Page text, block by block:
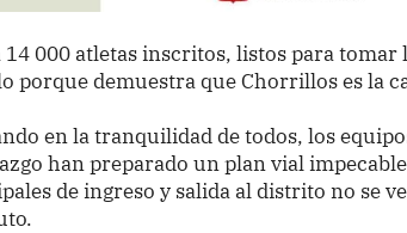
14 000 atletas inscritos, listos para tomar
porque demuestra que Chorrillos es la
en la tranquilidad de todos, los
han preparado un plan vial
de ingreso y salida al distrito no se